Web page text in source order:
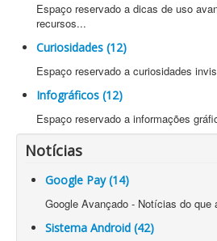
Espaço reservado a dicas de uso
recursos...
Curiosidades (12)
Espaço reservado a curiosidades
Infográficos (12)
Espaço reservado a informações
Notícias
Google Pay (14)
Google Avançado - Notícias do que
Sistema Android (42)